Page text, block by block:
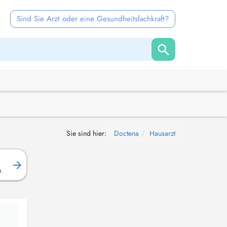
Sind Sie Arzt oder eine Gesundheitsfachkraft?
Sie sind hier: Doctena Hausarzt